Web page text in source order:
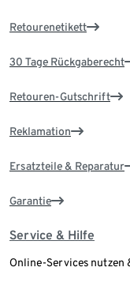
Retourenetikett
30 Tage Rückgaberecht
Retouren-Gutschrift
Reklamation
Ersatzteile & Reparatur
Garantie
Service & Hilfe
Online-Services nutzen